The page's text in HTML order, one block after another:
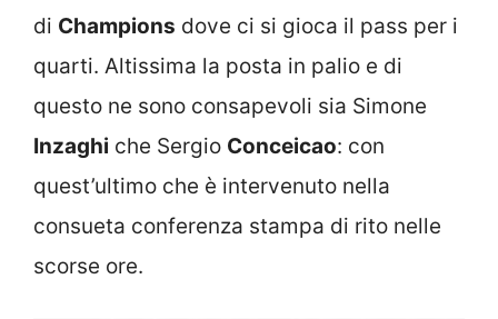
di Champions dove ci si gioca il pass per i
quarti. Altissima la posta in palio e di
questo ne sono consapevoli sia Simone
Inzaghi che Sergio Conceicao: con
quest’ultimo che è intervenuto nella
consueta conferenza stampa di rito nelle
scorse ore.